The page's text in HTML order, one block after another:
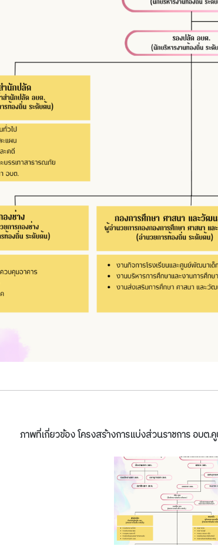
ภาพที่เกี่ยวข้อง โครงสร้างการแบ่งส่วนราชการ อบต